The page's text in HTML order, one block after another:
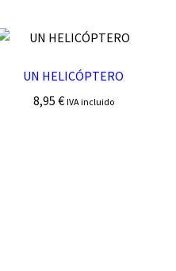
UN HELICÓPTERO
8,95 € IVA incluido